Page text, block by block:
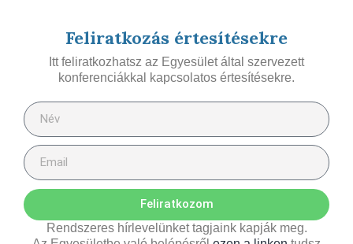
Feliratkozás értesítésekre
Itt feliratkozhatsz az Egyesület által szervezett
konferenciákkal kapcsolatos értesítésekre.
Feliratkozom
Rendszeres hírlevelünket tagjaink kapják meg.